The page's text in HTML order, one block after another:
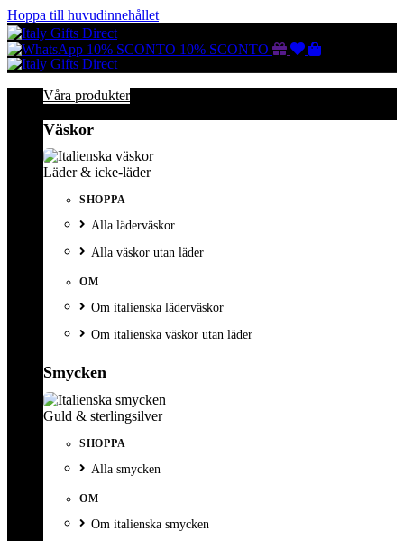
Hoppa till huvudinnehållet
10% SCONTO 10% SCONTO Gutscheine
Wunschliste
Warenkorb
Våra produkter
Väskor
Läder & icke-läder
SHOPPA
Alla läderväskor
Alla väskor utan läder
OM
Om italienska läderväskor
Om italienska väskor utan läder
Smycken
Guld & sterlingsilver
SHOPPA
Alla smycken
OM
Om italienska smycken